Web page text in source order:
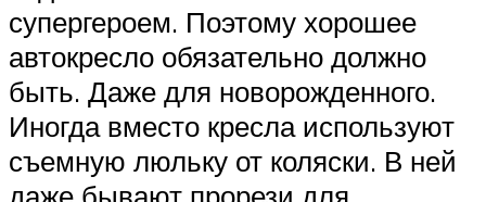
супергероем. Поэтому хорошее
автокресло обязательно должно
быть. Даже для новорожденного.
Иногда вместо кресла используют
съемную люльку от коляски. В ней